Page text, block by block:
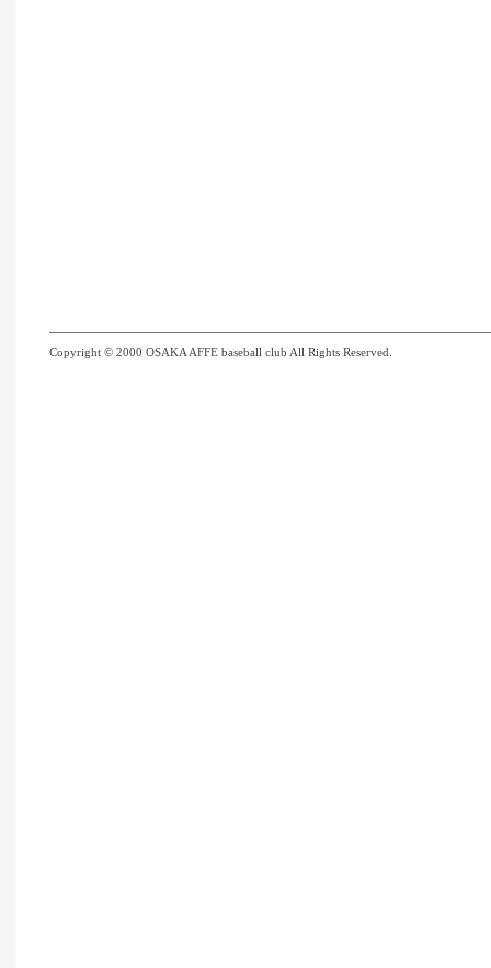
Copyright © 2000 OSAKA AFFE baseball club All Rights Reserved.